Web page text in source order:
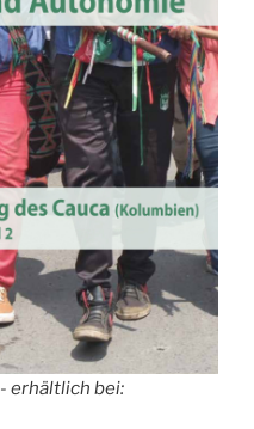
- erhältlich bei: